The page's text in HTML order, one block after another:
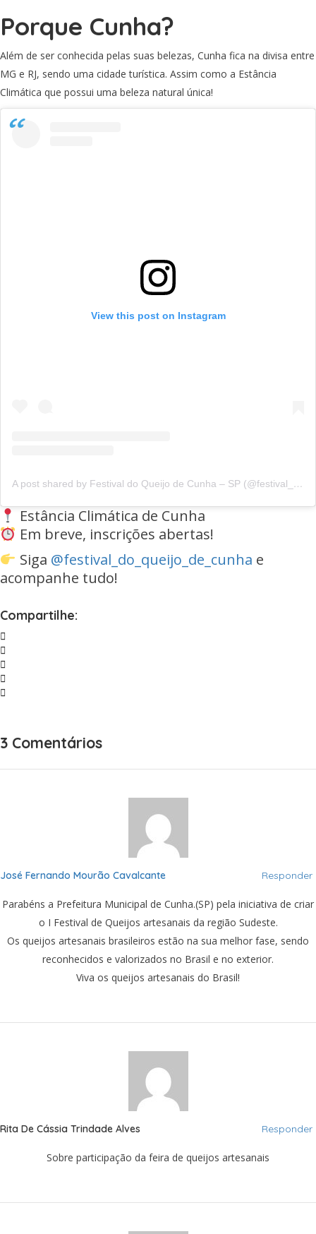
Porque Cunha?
Além de ser conhecida pelas suas belezas, Cunha fica na divisa entre
MG e RJ, sendo uma cidade turística. Assim como a Estância
Climática que possui uma beleza natural única!
View this post on Instagram
A post shared by Festival do Queijo de Cunha – SP (@festival_do_queijo_de_cunha_)
Estância Climática de Cunha
Em breve, inscrições abertas!
Siga @festival_do_queijo_de_cunha e
acompanhe tudo!
Compartilhe:
3 Comentários
José Fernando Mourão Cavalcante Responder
Parabéns a Prefeitura Municipal de Cunha.(SP) pela iniciativa de criar
o I Festival de Queijos artesanais da região Sudeste.
Os queijos artesanais brasileiros estão na sua melhor fase, sendo
reconhecidos e valorizados no Brasil e no exterior.
Viva os queijos artesanais do Brasil!
Rita De Cássia Trindade Alves Responder
Sobre participação da feira de queijos artesanais